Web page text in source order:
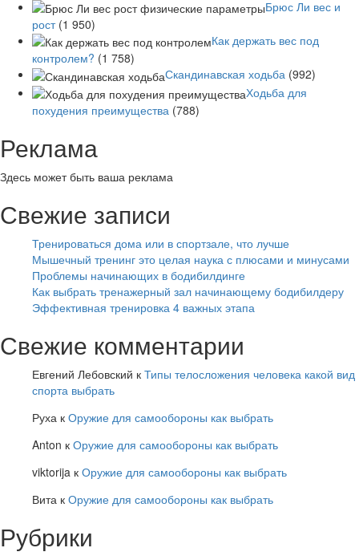
Брюс Ли вес и
рост (1 950)
Как держать вес под
контролем? (1 758)
Скандинавская ходьба (992)
Ходьба для
похудения преимущества (788)
Реклама
Здесь может быть ваша реклама
Свежие записи
Тренироваться дома или в спортзале, что лучше
Мышечный тренинг это целая наука с плюсами и минусами
Проблемы начинающих в бодибилдинге
Как выбрать тренажерный зал начинающему бодибилдеру
Эффективная тренировка 4 важных этапа
Свежие комментарии
Евгений Лебовский к Типы телосложения человека какой вид
спорта выбрать
Руха к Оружие для самообороны как выбрать
Anton к Оружие для самообороны как выбрать
viktorija к Оружие для самообороны как выбрать
Вита к Оружие для самообороны как выбрать
Рубрики